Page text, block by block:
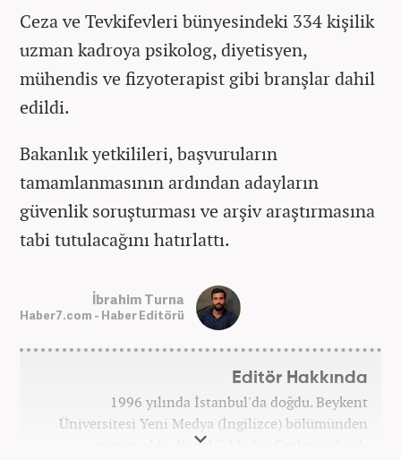
Ceza ve Tevkifevleri bünyesindeki 334 kişilik
uzman kadroya psikolog, diyetisyen,
mühendis ve fizyoterapist gibi branşlar dahil
edildi.
Bakanlık yetkilileri, başvuruların
tamamlanmasının ardından adayların
güvenlik soruşturması ve arşiv araştırmasına
tabi tutulacağını hatırlattı.
İbrahim Turna
Haber7.com - Haber Editörü
Editör Hakkında
1996 yılında İstanbul'da doğdu. Beykent
Üniversitesi Yeni Medya (İngilizce) bölümünden
mezun oldu. Kanal 7 Medya Grubu'na bağlı